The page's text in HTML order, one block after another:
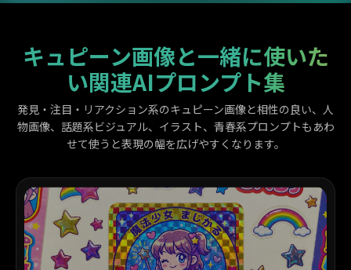
キュピーン画像と一緒に使いた
い関連AIプロンプト集
発見・注目・リアクション系のキュピーン画像と相性の良い、人
物画像、話題系ビジュアル、イラスト、青春系プロンプトもあわ
せて使うと表現の幅を広げやすくなります。